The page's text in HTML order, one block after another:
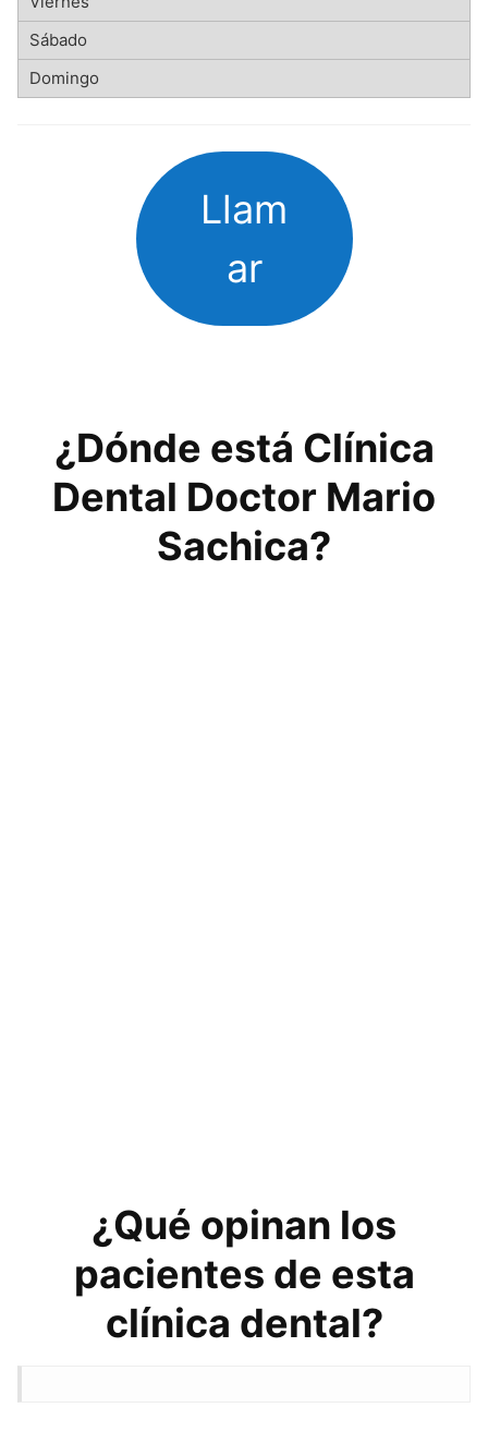
Llam
ar
¿Dónde está Clínica
Dental Doctor Mario
Sachica?
¿Qué opinan los
pacientes de esta
clínica dental?